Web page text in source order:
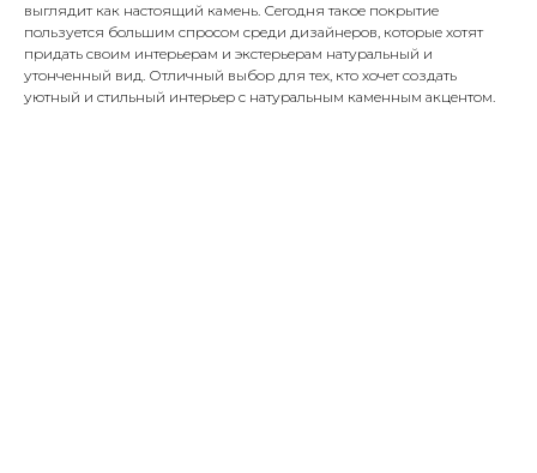
выглядит как настоящий камень. Сегодня такое покрытие
пользуется большим спросом среди дизайнеров, которые хотят
придать своим интерьерам и экстерьерам натуральный и
утонченный вид. Отличный выбор для тех, кто хочет создать
уютный и стильный интерьер с натуральным каменным акцентом.